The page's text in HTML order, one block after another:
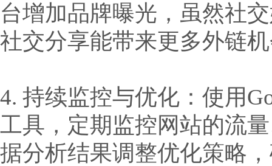
台增加品牌曝光，虽然社
社交分享能带来更多外链
4. 持续监控与优化：使用
工具，定期监控网站的流
据分析结果调整优化策略